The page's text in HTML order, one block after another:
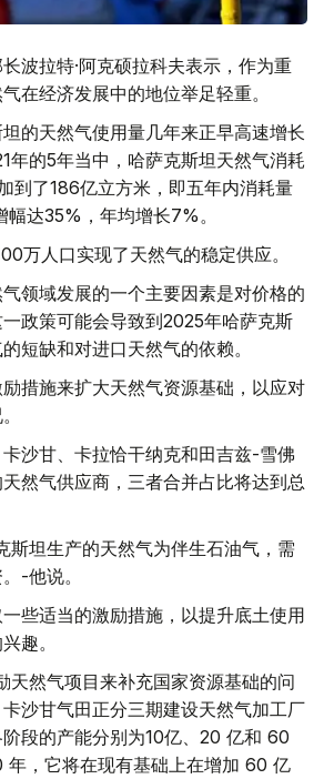
波拉特·阿克硕拉科夫表示，作为重
在经济发展中的地位举足轻重。
的天然气使用量几年来正早高速增长
年的5年当中，哈萨克斯坦天然气消耗
到了186亿立方米，即五年内消耗量
达35%，年均增长7%。
万人口实现了天然气的稳定供应。
领域发展的一个主要因素是对价格的
政策可能会导致到2025年哈萨克斯
短缺和对进口天然气的依赖。
措施来扩大天然气资源基础，以应对
沙甘、卡拉恰干纳克和田吉兹-雪佛
然气供应商，三者合并占比将达到总
斯坦生产的天然气为伴生石油气，需
-他说。
些适当的激励措施，以提升底土使用
趣。
天然气项目来补充国家资源基础的问
沙甘气田正分三期建设天然气加工厂
段的产能分别为10亿、20 亿和 60
，它将在现有基础上在增加 60 亿